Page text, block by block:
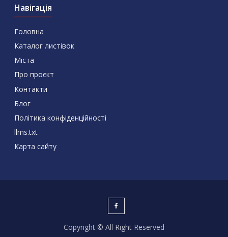
Навігація
Головна
Каталог листівок
Міста
Про проєкт
Контакти
Блог
Політика конфіденційності
llms.txt
Карта сайту
Copyright © All Right Reserved